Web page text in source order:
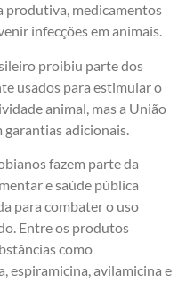
produtiva, medicamentos
infecções em animais.
proibiu parte dos
usados para estimular o
animal, mas a União
adicionais.
fazem parte da
e saúde pública
para combater o uso
Entre os produtos
como
espiramicina, avilamicina e